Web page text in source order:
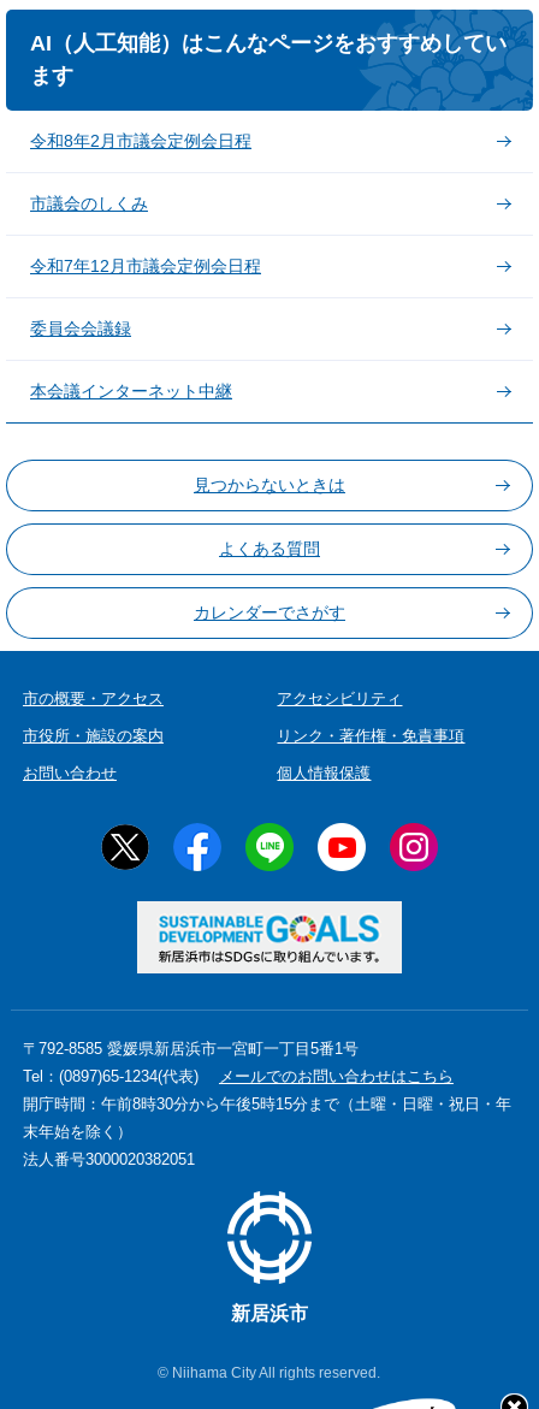
AI（人工知能）はこんなページをおすすめしてい
ます
令和8年2月市議会定例会日程
市議会のしくみ
令和7年12月市議会定例会日程
委員会会議録
本会議インターネット中継
見つからないときは
よくある質問
カレンダーでさがす
市の概要・アクセス
市役所・施設の案内
お問い合わせ
アクセシビリティ
リンク・著作権・免責事項
個人情報保護
新居浜市
〒792-8585 愛媛県新居浜市一宮町一丁目5番1号
Tel：(0897)65-1234(代表)
メールでのお問い合わせはこちら
開庁時間：午前8時30分から午後5時15分まで（土曜・日曜・祝日・年
末年始を除く）
法人番号3000020382051
© Niihama City All rights reserved.